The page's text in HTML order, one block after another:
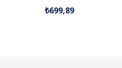
₺699,89